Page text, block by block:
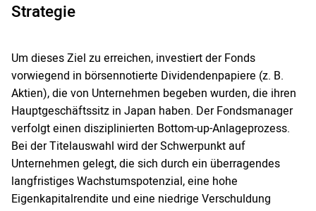
Strategie
Um dieses Ziel zu erreichen, investiert der Fonds
vorwiegend in börsennotierte Dividendenpapiere (z. B.
Aktien), die von Unternehmen begeben wurden, die ihren
Hauptgeschäftssitz in Japan haben. Der Fondsmanager
verfolgt einen disziplinierten Bottom-up-Anlageprozess.
Bei der Titelauswahl wird der Schwerpunkt auf
Unternehmen gelegt, die sich durch ein überragendes
langfristiges Wachstumspotenzial, eine hohe
Eigenkapitalrendite und eine niedrige Verschuldung